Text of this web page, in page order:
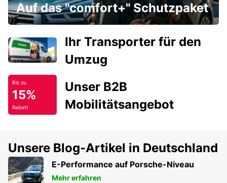
Auf das "comfort+" Schutzpaket
Ihr Transporter für den
Umzug
Bis zu
15%
Rabatt
Unser B2B
Mobilitätsangebot
Unsere Blog-Artikel in Deutschland
E-Performance auf Porsche-Niveau
Mehr erfahren